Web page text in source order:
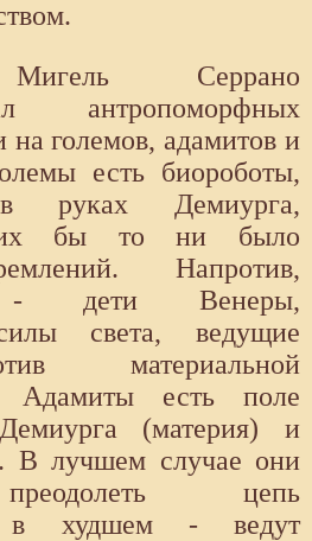
Серрано
антропоморфных
на големов, адамитов и
есть биороботы,
руках Демиурга,
бы то ни было
Напротив,
- дети Венеры,
света, ведущие
материальной
Адамиты есть поле
(материя) и
В лучшем случае они
цепь
в худшем - ведут